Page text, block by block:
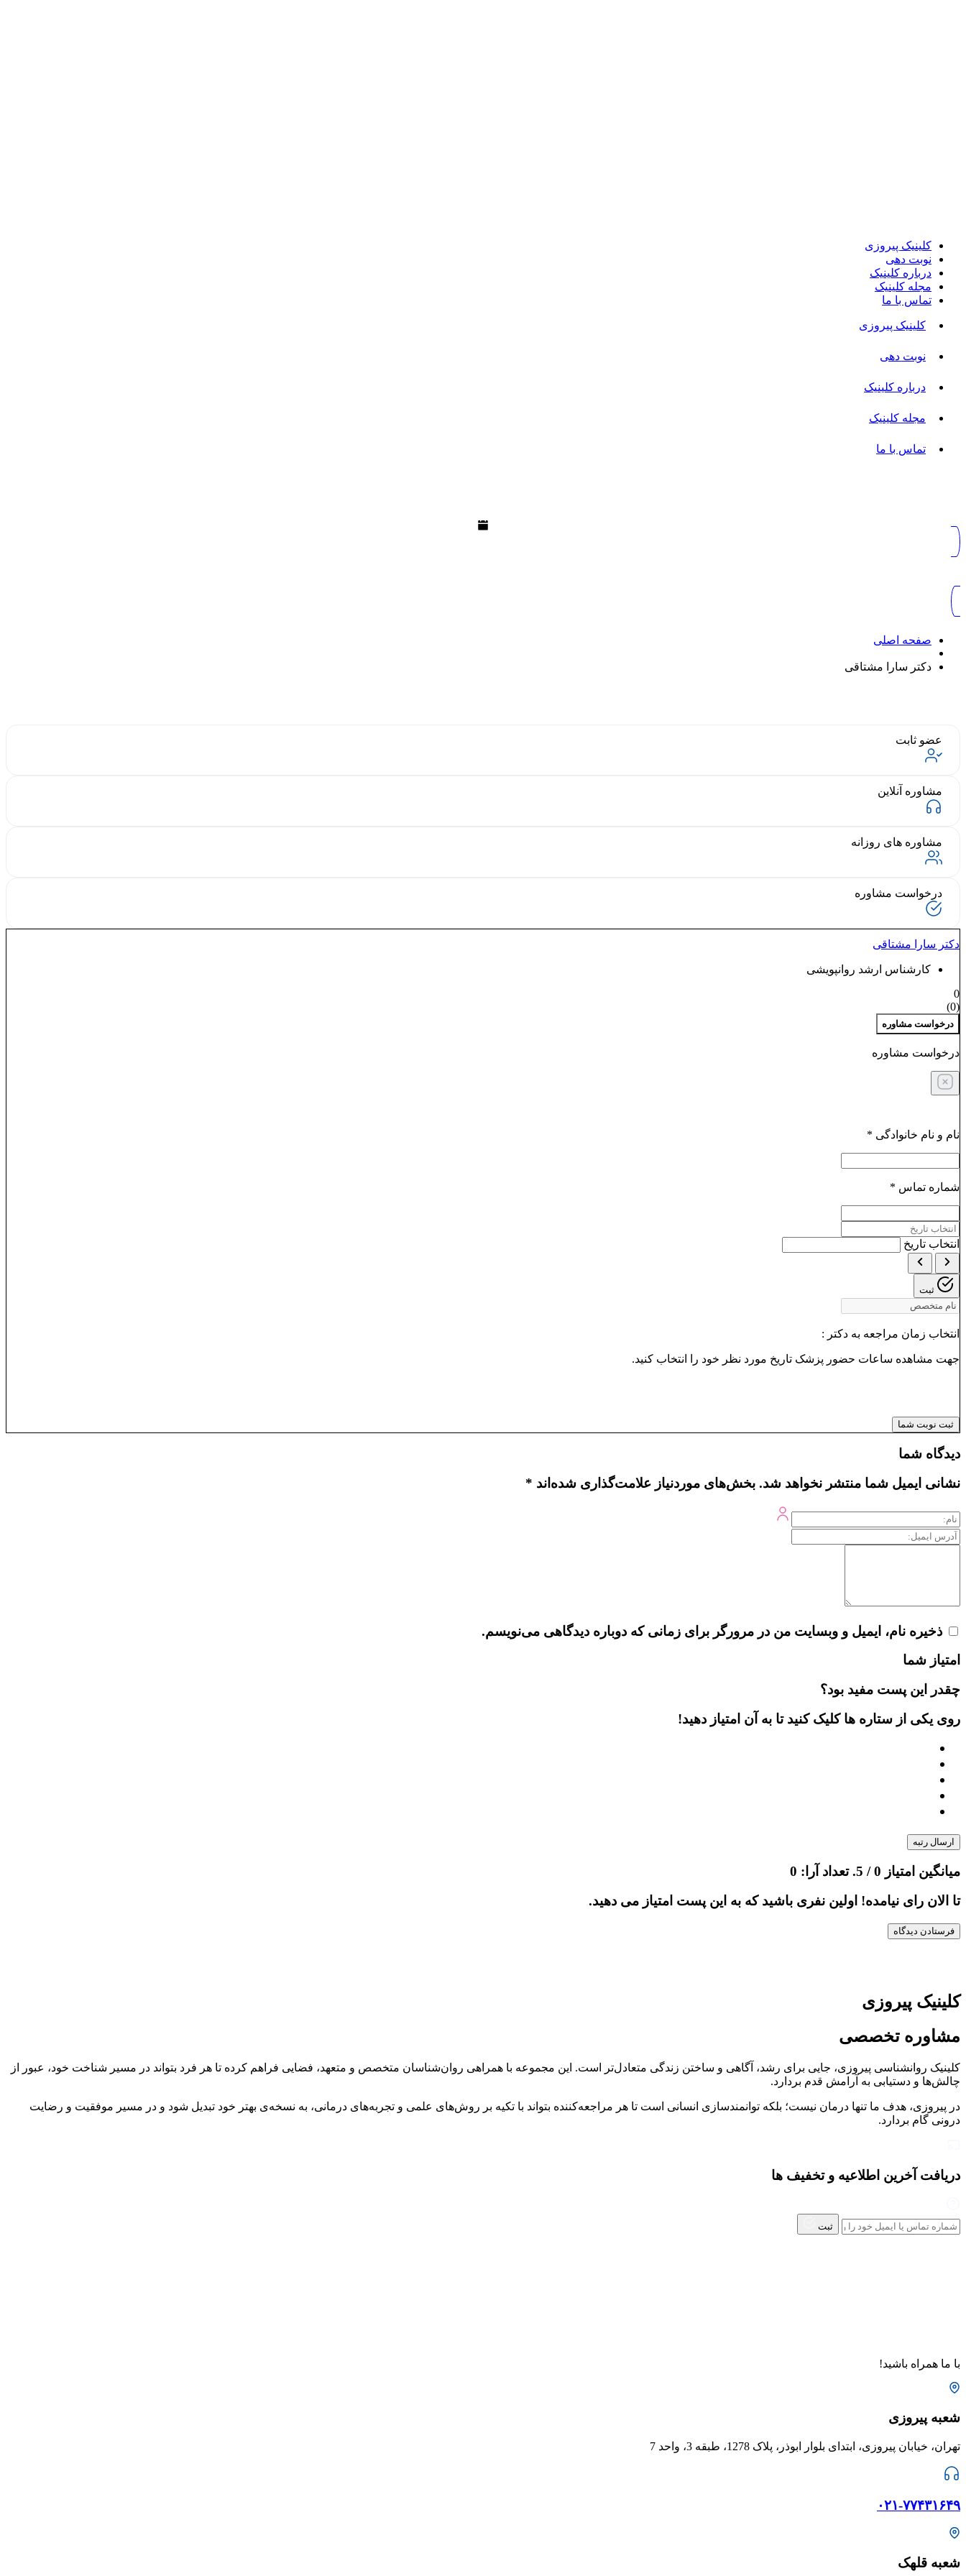
کلینیک پیروزی
نوبت دهی
درباره کلینیک
مجله کلینیک
تماس با ما
کلینیک پیروزی
نوبت دهی
درباره کلینیک
مجله کلینیک
تماس با ما
صفحه اصلی
دکتر سارا مشتاقی
عضو ثابت
مشاوره آنلاین
مشاوره های روزانه
درخواست مشاوره
دکتر سارا مشتاقی
کارشناس ارشد روانپویشی
0
(
0
)
درخواست مشاوره
درخواست مشاوره
نام و نام خانوادگی *
شماره تماس *
انتخاب تاریخ
انتخاب زمان مراجعه به دکتر :
جهت مشاهده ساعات حضور پزشک تاریخ مورد نظر خود را انتخاب کنید.
ثبت نوبت شما
دیدگاه شما
نشانی ایمیل شما منتشر نخواهد شد. بخش‌های موردنیاز علامت‌گذاری شده‌اند *
ذخیره نام، ایمیل و وبسایت من در مرورگر برای زمانی که دوباره دیدگاهی می‌نویسم.
امتیاز شما
چقدر این پست مفید بود؟
روی یکی از ستاره ها کلیک کنید تا به آن امتیاز دهید!
ارسال رتبه
میانگین امتیاز 0/ 5. تعداد آرا:
0
تا الان رای نیامده! اولین نفری باشید که به این پست امتیاز می دهید.
کلینیک پیروزی
مشاوره تخصصی
کلینیک روانشناسی پیروزی، جایی برای رشد، آگاهی و ساختن زندگی متعادل‌تر است. این مجموعه با همراهی روان‌شناسان متخصص و متعهد، فضایی فراهم کرده تا هر فرد بتواند در مسیر شناخت خود، عبور از
چالش‌ها و دستیابی به آرامش قدم بردارد.
در پیروزی، هدف ما تنها درمان نیست؛ بلکه توانمندسازی انسانی است تا هر مراجعه‌کننده بتواند با تکیه بر روش‌های علمی و تجربه‌های درمانی، به نسخه‌ی بهتر خود تبدیل شود و در مسیر موفقیت و رضایت
درونی گام بردارد.
دریافت آخرین اطلاعیه و تخفیف ها
ثبت
با ما همراه باشید!
شعبه پیروزی
تهران، خیابان پیروزی، ابتدای بلوار ابوذر، پلاک 1278، طبقه 3، واحد 7
۰۲۱-۷۷۴۳۱۶۴۹
شعبه قلهک